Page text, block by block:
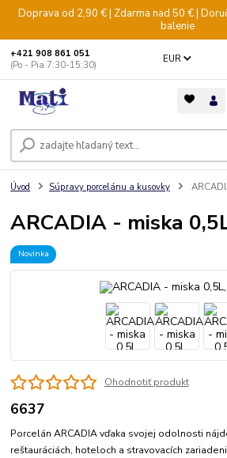
Doprava od 2,90 € | Zdarma nad 50 € |
balenie
EUR
+421 908 861 051
(Po - Pia 7:30-15:30)
Úvod Súpravy porcelánu a kusovky
ARCADIA - miska
Novinka
Ohodnotiť produkt
6637
Porcelán ARCADIA vďaka svojej odolnosti
reštauráciách, hoteloch a stravovacích